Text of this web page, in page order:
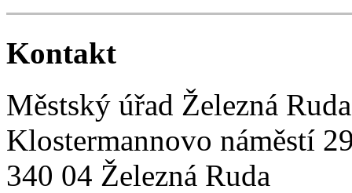
Kontakt
Městský úřad Železná Ruda
Klostermannovo náměstí
340 04 Železná Ruda